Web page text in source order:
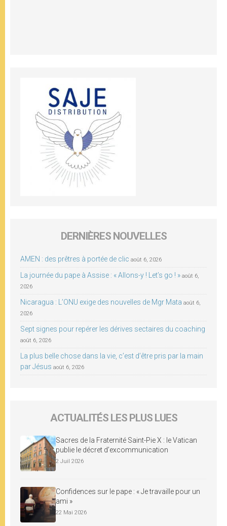
DERNIÈRES NOUVELLES
AMEN : des prêtres à portée de clic août 6, 2026
La journée du pape à Assise : « Allons-y ! Let’s go ! » août 6,
2026
Nicaragua : L’ONU exige des nouvelles de Mgr Mata août 6,
2026
Sept signes pour repérer les dérives sectaires du coaching
août 6, 2026
La plus belle chose dans la vie, c’est d’être pris par la main
par Jésus août 6, 2026
ACTUALITÉS LES PLUS LUES
Sacres de la Fraternité Saint-Pie X : le Vatican
publie le décret d’excommunication
2 Juil 2026
Confidences sur le pape : « Je travaille pour un
ami »
22 Mai 2026